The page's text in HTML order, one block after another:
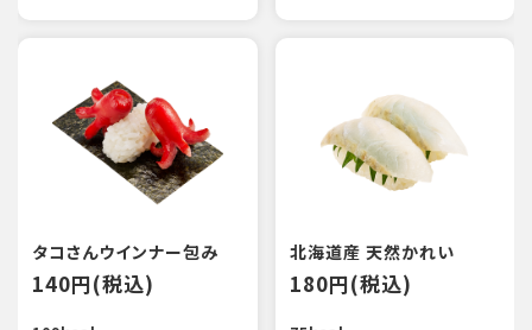
タコさんウインナー包み
140円(税込)
北海道産 天然かれい
180円(税込)